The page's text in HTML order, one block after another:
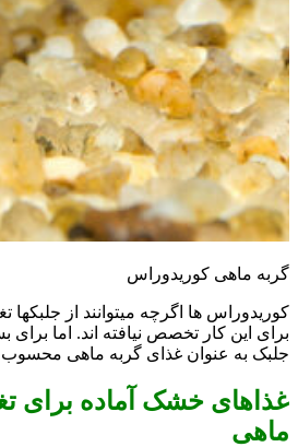
گربه ماهی کوریدوراس
کوریدوراس ها اگرچه میتوانند از جلبکها
برای این کار تخصص نیافته اند. اما برای
جلبک به عنوان غذای گربه ماهی
غذاهای خشک آماده برای
ماهی